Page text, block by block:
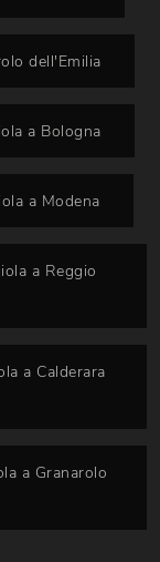
dell'Emilia
a Bologna
a Modena
a Reggio
a Calderara
a Granarolo